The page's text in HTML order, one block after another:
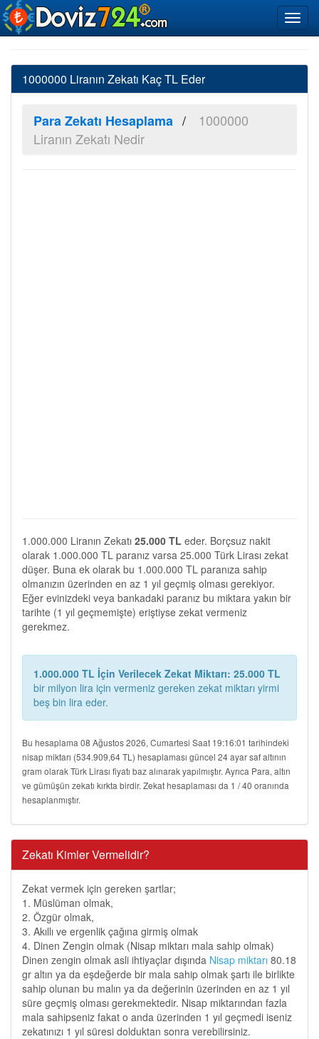
1000000 Liranın Zekatı Kaç TL Eder
Para Zekatı Hesaplama
1000000
Liranın Zekatı Nedir
1.000.000 Liranın Zekatı 25.000 TL eder. Borçsuz nakit
olarak 1.000.000 TL paranız varsa 25.000 Türk Lirası zekat
düşer. Buna ek olarak bu 1.000.000 TL paranıza sahip
olmanızın üzerinden en az 1 yıl geçmiş olması gerekiyor.
Eğer evinizdeki veya bankadaki paranız bu miktara yakın bir
tarihte (1 yıl geçmemişte) eriştiyse zekat vermeniz
gerekmez.
1.000.000 TL İçin Verilecek Zekat Miktarı: 25.000 TL
bir milyon lira için vermeniz gereken zekat miktarı yirmi
beş bin lira eder.
Bu hesaplama 08 Ağustos 2026, Cumartesi Saat 19:16:01 tarihindeki
nisap miktarı (534.909,64 TL) hesaplaması güncel 24 ayar saf altının
gram olarak Türk Lirası fiyatı baz alınarak yapılmıştır. Ayrıca Para, altın
ve gümüşün zekatı kırkta birdir. Zekat hesaplaması da 1 / 40 oranında
hesaplanmıştır.
Zekatı Kimler Vermelidir?
Zekat vermek için gereken şartlar;
1. Müslüman olmak,
2. Özgür olmak,
3. Akıllı ve ergenlik çağına girmiş olmak
4. Dinen Zengin olmak (Nisap miktarı mala sahip olmak)
Dinen zengin olmak asli ihtiyaçlar dışında Nisap miktarı 80.18
gr altın ya da eşdeğerde bir mala sahip olmak şartı ile birlikte
sahip olunan bu malın ya da değerinin üzerinden en az 1 yıl
süre geçmiş olması gerekmektedir. Nisap miktarından fazla
mala sahipseniz fakat o anda üzerinden 1 yıl geçmedi iseniz
zekatınızı 1 yıl süresi dolduktan sonra verebilirsiniz.